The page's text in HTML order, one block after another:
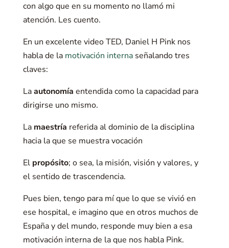
con algo que en su momento no llamó mi
atención. Les cuento.
En un excelente video TED, Daniel H Pink nos
habla de la motivación internaseñalando tres
claves:
Laautonomía entendida como la capacidad para
dirigirse uno mismo.
La maestría referida al dominio de la disciplina
hacia la que se muestra vocación
El propósito; o sea, la misión, visión y valores, y
el sentido de trascendencia.
Pues bien, tengo para mí que lo que se vivió en
ese hospital, e imagino que en otros muchos de
España y del mundo, responde muy bien a esa
motivación interna de la que nos habla Pink.